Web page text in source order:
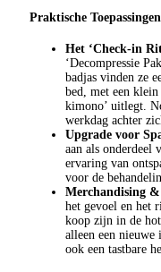
Praktische
Het ‘Check-in
‘Decompressie
badjas vinden ze
bed, met een
kimono’ uitlegt.
werkdag achter
Upgrade voor
aan als onderdeel
ervaring van
voor de
Merchandising
het gevoel en het
koop zijn in de
alleen een nieuwe
ook een tastbare